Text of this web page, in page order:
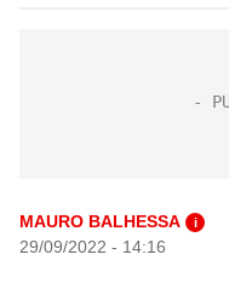
MAURO BALHESSA i
29/09/2022 - 14:16